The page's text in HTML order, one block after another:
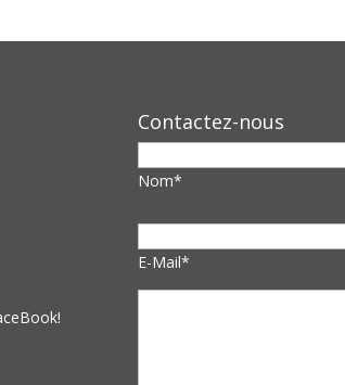
Contactez-nous
Nom*
E-Mail*